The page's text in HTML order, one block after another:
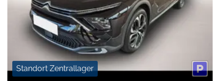
Standort Zentrallager